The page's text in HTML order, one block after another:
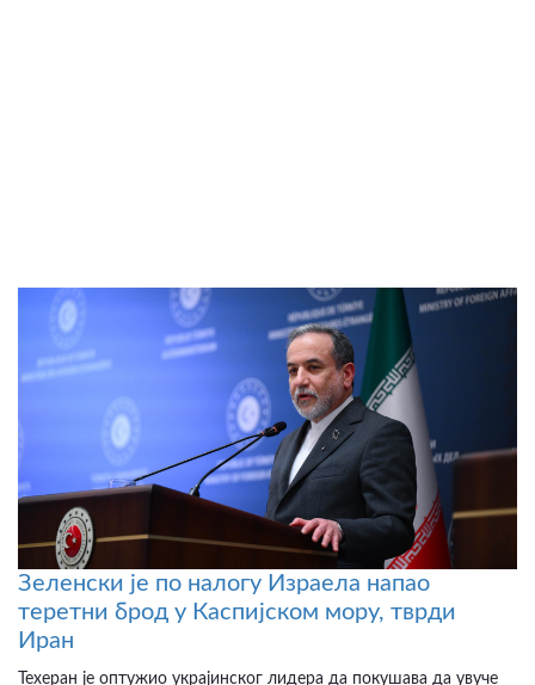
Зеленски је по налогу Израела напао
теретни брод у Каспијском мору, тврди
Иран
Техеран је оптужио украјинског лидера да покушава да увуче